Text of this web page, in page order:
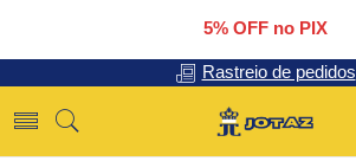
5% OFF no PIX
Rastreio de pedidos